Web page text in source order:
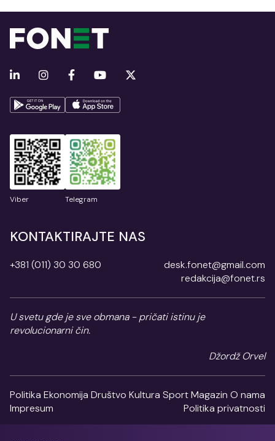
Viber Telegram
KONTAKTIRAJTE NAS
+381 (011) 30 30 680
desk.fonet@gmail.com
redakcija@fonet.rs
U svetu gde je sve obmana - pričati istinu je
revolucionarni čin.
Džordž Orvel
Politika Ekonomija Društvo Kultura SportMagazin O nama
Impresum
Politika privatnosti